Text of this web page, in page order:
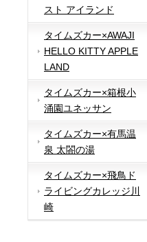
スト アイランド
タイムズカー×AWAJI
HELLO KITTY APPLE
LAND
タイムズカー×箱根小
涌園ユネッサン
タイムズカー×有馬温
泉 太閤の湯
タイムズカー×飛鳥ド
ライビングカレッジ川
崎